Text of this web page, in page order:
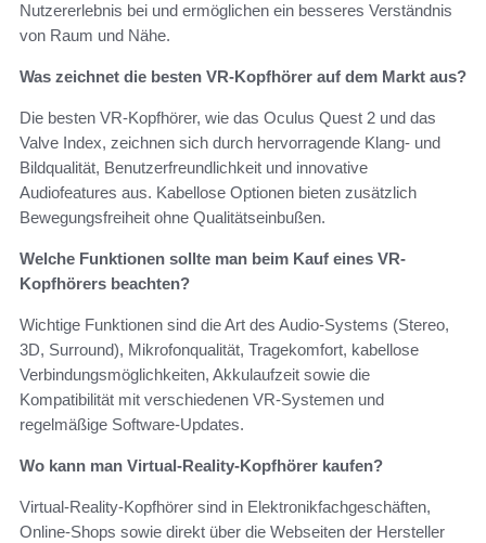
Nutzererlebnis bei und ermöglichen ein besseres Verständnis
von Raum und Nähe.
Was zeichnet die besten VR-Kopfhörer auf dem Markt aus?
Die besten VR-Kopfhörer, wie das Oculus Quest 2 und das
Valve Index, zeichnen sich durch hervorragende Klang- und
Bildqualität, Benutzerfreundlichkeit und innovative
Audiofeatures aus. Kabellose Optionen bieten zusätzlich
Bewegungsfreiheit ohne Qualitätseinbußen.
Welche Funktionen sollte man beim Kauf eines VR-
Kopfhörers beachten?
Wichtige Funktionen sind die Art des Audio-Systems (Stereo,
3D, Surround), Mikrofonqualität, Tragekomfort, kabellose
Verbindungsmöglichkeiten, Akkulaufzeit sowie die
Kompatibilität mit verschiedenen VR-Systemen und
regelmäßige Software-Updates.
Wo kann man Virtual-Reality-Kopfhörer kaufen?
Virtual-Reality-Kopfhörer sind in Elektronikfachgeschäften,
Online-Shops sowie direkt über die Webseiten der Hersteller